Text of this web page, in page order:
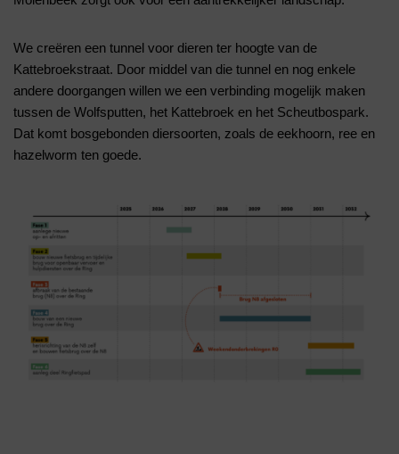
We creëren een tunnel voor dieren ter hoogte van de
Kattebroekstraat. Door middel van die tunnel en nog enkele
andere doorgangen willen we een verbinding mogelijk maken
tussen de Wolfsputten, het Kattebroek en het Scheutbospark.
Dat komt bosgebonden diersoorten, zoals de eekhoorn, ree en
hazelworm ten goede.